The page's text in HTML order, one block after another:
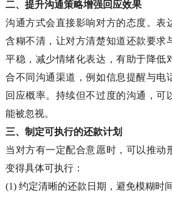
二、 提升沟通策略增强回应效果
沟通方式会直接影响对方的态度。表
含糊不清，让对方清楚知道还款要求
平稳，减少情绪化表达，有助于降低
合不同沟通渠道，例如信息提醒与电
回应概率。持续但不过度的沟通，可
能被忽视。
三、 制定可执行的还款计划
当对方有一定配合意愿时，可以推动
变得具体可执行：
(1) 约定清晰的还款日期，避免模糊时